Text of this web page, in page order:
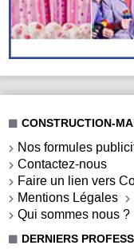
CONSTRUCTION-
Nos formules
Contactez-nous
Faire un lien vers
Mentions Légales
Qui sommes nous ?
DERNIERS